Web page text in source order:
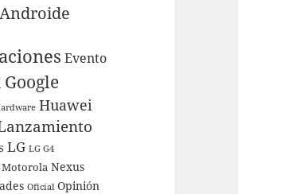
Evento
Google
Huawei
LG LG G4
Motorola Nexus
Oficial Opinión